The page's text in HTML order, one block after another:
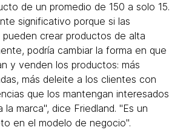
de un promedio de 150 a solo 15.
significativo porque si las
pueden crear productos de alta
podría cambiar la forma en que
y venden los productos: más
más deleite a los clientes con
que los mantengan interesados
marca", dice Friedland. "Es un
en el modelo de negocio".